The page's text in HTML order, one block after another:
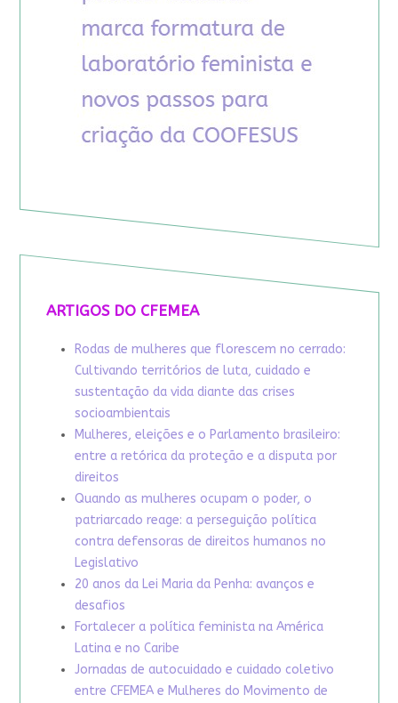
ARTIGOS DO CFEMEA
Rodas de mulheres que florescem no cerrado:
Cultivando territórios de luta, cuidado e
sustentação da vida diante das crises
socioambientais
Mulheres, eleições e o Parlamento brasileiro:
entre a retórica da proteção e a disputa por
direitos
Quando as mulheres ocupam o poder, o
patriarcado reage: a perseguição política
contra defensoras de direitos humanos no
Legislativo
20 anos da Lei Maria da Penha: avanços e
desafios
Fortalecer a política feminista na América
Latina e no Caribe
Jornadas de autocuidado e cuidado coletivo
entre CFEMEA e Mulheres do Movimento de